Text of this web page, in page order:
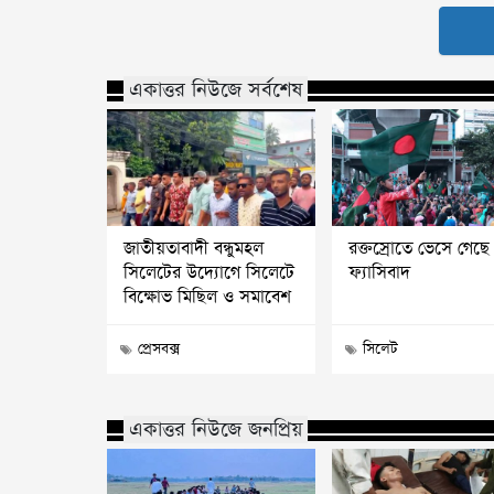
একাত্তর নিউজে সর্বশেষ
জাতীয়তাবাদী বন্ধুমহল
সিলেটের উদ্যোগে সিলেটে
বিক্ষোভ মিছিল ও সমাবেশ
প্রেসবক্স
রক্তস্রোতে ভেসে গেছে
ফ্যাসিবাদ
সিলেট
একাত্তর নিউজে জনপ্রিয়